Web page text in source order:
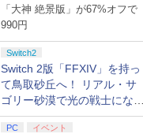
「大神 絶景版」が67%オフで
990円
Switch2
Switch 2版「FFXIV」を持っ
て鳥取砂丘へ！ リアル・サ
ゴリー砂漠で光の戦士になっ
てみた
PC
イベント